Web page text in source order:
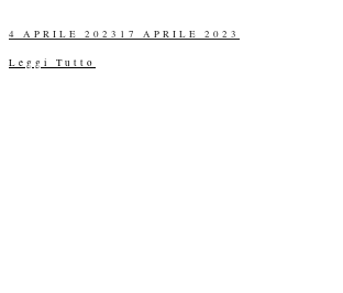
POSTED
4 APRILE 2023 17 APRILE 2023
Leggi Tutto